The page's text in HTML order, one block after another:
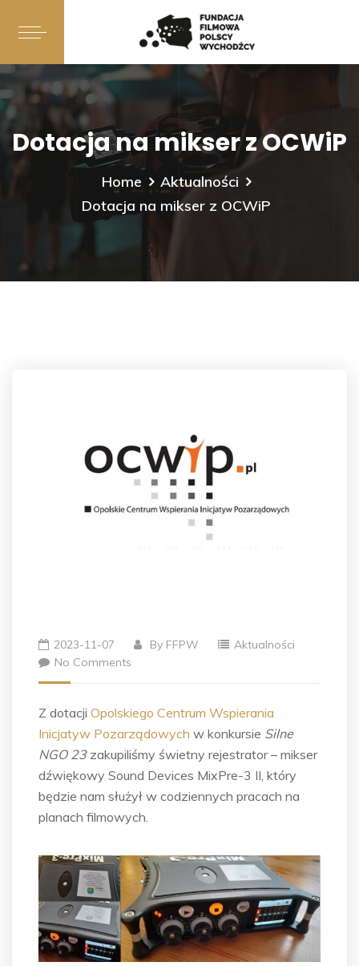
Dotacja na mikser z OCWiP
Home
Aktualności
Dotacja na mikser z OCWiP
2023-11-07 By FFPW
Aktualności
No Comments
Z dotacji Opolskiego Centrum Wspierania
Inicjatyw Pozarządowych w konkursie Silne
NGO 23zakupiliśmy świetny rejestrator – mikser
dźwiękowy Sound Devices MixPre-3 II, który
będzie nam służył w codziennych pracach na
planach filmowych.